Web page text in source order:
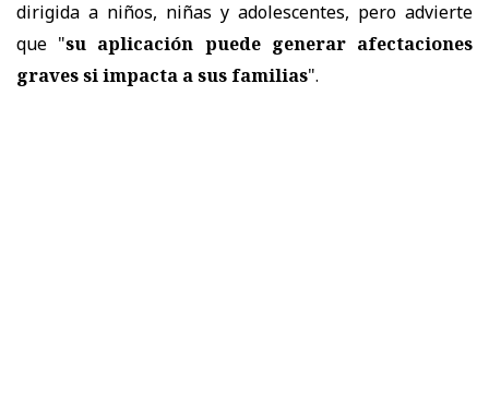
dirigida a niños, niñas y adolescentes, pero advierte
que "su aplicación puede generar afectaciones
graves si impacta a sus familias".